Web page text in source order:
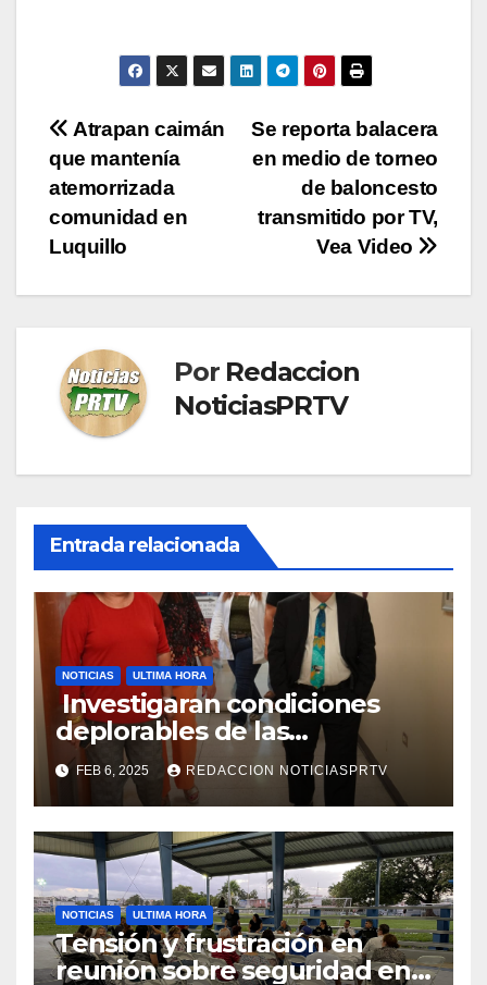
Navegación
de
entradas
Se reporta balacera
en medio de torneo
de baloncesto
transmitido por TV,
Vea Video
Atrapan caimán
que mantenía
atemorrizada
comunidad en
Luquillo
Por Redaccion
NoticiasPRTV
Entrada relacionada
NOTICIAS ULTIMA HORA
Investigaran condiciones
deplorables de las
facilidades el Departamento
de la Salud en Mayagüez
FEB 6, 2025 REDACCION NOTICIASPRTV
NOTICIAS ULTIMA HORA
Tensión y frustración en
reunión sobre seguridad en